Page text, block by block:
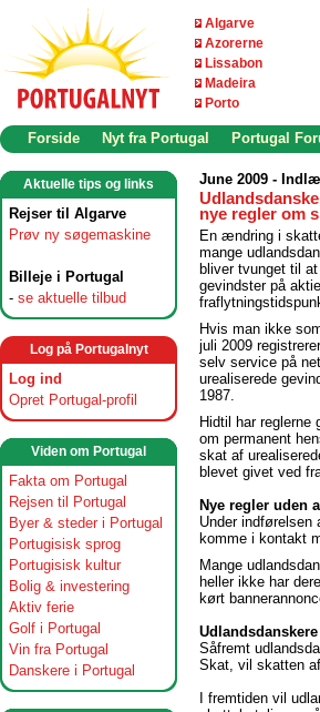
Algarve
Azorerne
Lissabon
Madeira
Porto
Forside Nyt fra Portugal Portugal
Aktuelle tips og links
Rejser til Algarve
Prøv ny søgemaskine
Billeje i Portugal
- se aktuelle tilbud
Log på Portugalnyt
Log ind
Opret Portugal-profil
Viden om Portugal
Fakta om Portugal
Rejsen til Portugal
Byer & steder i Portugal
Portugisisk sprog
Portugisisk kultur
Bolig & investering
Aktiv ferie
Golf i Portugal
Vin fra Portugal
Danskere i Portugal
June 2009 -
nye regler om
En ændring i
mange
bliver tvunget til
gevindster på
Hvis man ikke
juli 2009
selv service på
urealiserede
1987.
Hidtil har
om permanent
skat af
blevet givet ved
Nye regler uden
Under
komme i kontakt
Mange
heller ikke har
kørt
Såfremt
Skat, vil skatten
I fremtiden vil